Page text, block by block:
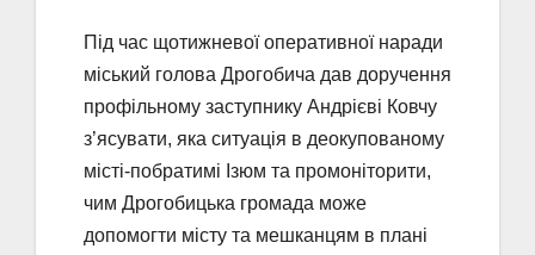
Під час щотижневої оперативної наради
міський голова Дрогобича дав доручення
профільному заступнику Андрієві Ковчу
з’ясувати, яка ситуація в деокупованому
місті-побратимі Ізюм та промоніторити,
чим Дрогобицька громада може
допомогти місту та мешканцям в плані